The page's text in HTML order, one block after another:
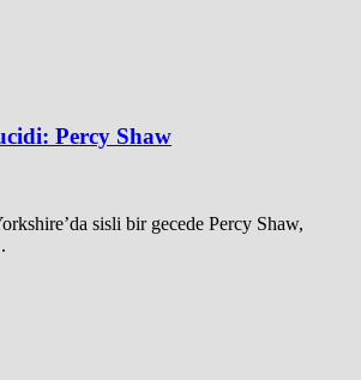
Percy Shaw
sisli bir gecede Percy Shaw,